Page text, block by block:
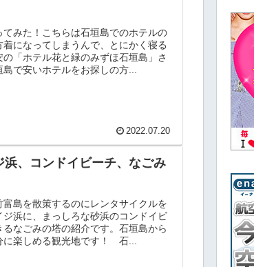
みた！こちらは石垣島でのホテルの
になってしまうんで、とにかく寝る
「ホテル花と緑のみずほ石垣島」さ
で安いホテルをお探しの方...
2022.07.20
、コンドイビーチ、なごみ
島を散策するのにレンタサイクルを
浜に、まっしろな砂浜のコンドイビ
なごみの塔の紹介です。石垣島から
に楽しめる観光地です！ 石...